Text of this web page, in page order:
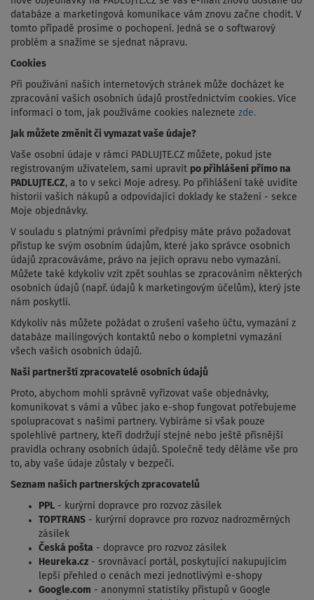
databáze a marketingová komunikace vám znovu začne chodit. V
tomto případě prosíme o pochopení. Jedná se o softwarový
problém a snažíme se sjednat nápravu.
Cookies
Při používání našich internetových stránek může docházet ke
zpracování vašich osobních údajů prostřednictvím cookies. Více
informací o tom, jak používáme cookies naleznete zde.
Jak můžete změnit či vymazat vaše údaje?
Vaše osobní údaje v rámci PADLUJTE.CZ můžete, pokud jste
registrovaným uživatelem, sami upravit po přihlášení přímo na
PADLUJTE.CZ, a to v sekci Moje adresy. Po přihlášení také uvidíte
historii vašich nákupů a odpovídající doklady ke stažení - sekce
Moje objednávky.
V souladu s platnými právními předpisy máte právo požadovat
přístup ke svým osobním údajům, které jako správce osobních
údajů zpracováváme, právo na jejich opravu nebo vymazání.
Můžete také kdykoliv vzít zpět souhlas se zpracováním některých
osobních údajů (např. údajů k marketingovým účelům), který jste
nám poskytli.
Kdykoliv nás můžete požádat o zrušení vašeho účtu, vymazání z
databáze mailingových kontaktů nebo o kompletní vymazání
všech vašich osobních údajů.
Naši partnerští zpracovatelé osobních údajů
Proto, abychom mohli správně vyřizovat vaše objednávky,
komunikovat s vámi a vůbec jako e-shop fungovat potřebujeme
spolupracovat s našimi partnery. Vybíráme si však pouze
spolehlivé partnery, kteří dodržují stejné nebo ještě přísnější
pravidla ochrany osobních údajů. Společně tedy děláme vše pro
to, aby vaše údaje zůstaly v bezpečí.
Seznam našich partnerských zpracovatelů
PPL - kurýrní dopravce pro rozvoz zásilek
TOPTRANS - kurýrní dopravce pro rozvoz nadrozměrných
zásilek
Česká pošta - dopravce pro rozvoz zásilek
Heureka.cz - srovnávací portál, poskytující nakupujícím
lepší přehled o cenách mezi jednotlivými e-shopy
Google.com - anonymní statistiky přístupů v Google